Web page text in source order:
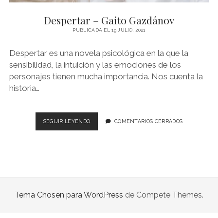
BOOKTAG
LITERATURA INFANTIL Y JUVENIL
NOVEDADES DEL MES
Despertar – Gaito Gazdánov
PUBLICADA EL 19 JULIO, 2021
Despertar es una novela psicológica en la que la
sensibilidad, la intuición y las emociones de los
personajes tienen mucha importancia. Nos cuenta la
historia…
SEGUIR LEYENDODESPERTAR
–
COMENTARIOS CERRADOS
Tema Chosen para WordPress de Compete Themes.